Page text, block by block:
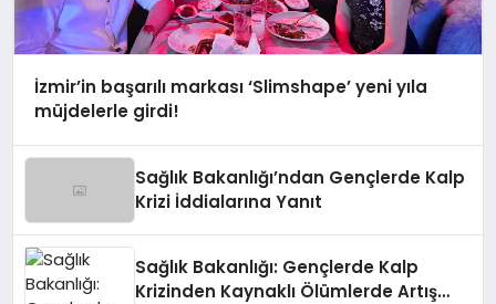
İzmir’in başarılı markası ‘Slimshape’ yeni yıla
müjdelerle girdi!
Sağlık Bakanlığı’ndan Gençlerde Kalp
Krizi İddialarına Yanıt
Sağlık Bakanlığı: Gençlerde Kalp
Krizinden Kaynaklı Ölümlerde Artış